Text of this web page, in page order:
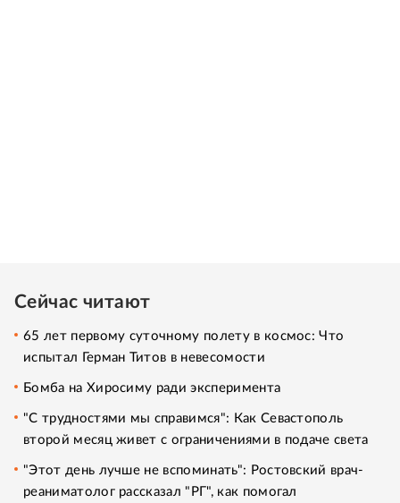
Сейчас читают
65 лет первому суточному полету в космос: Что
испытал Герман Титов в невесомости
Бомба на Хиросиму ради эксперимента
"С трудностями мы справимся": Как Севастополь
второй месяц живет с ограничениями в подаче света
"Этот день лучше не вспоминать": Ростовский врач-
реаниматолог рассказал "РГ", как помогал